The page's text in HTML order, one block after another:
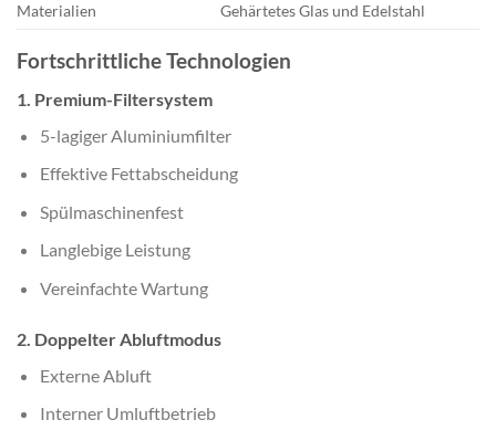
Materialien
Gehärtetes Glas und Edelstahl
Fortschrittliche Technologien
1. Premium-Filtersystem
5-lagiger Aluminiumfilter
Effektive Fettabscheidung
Spülmaschinenfest
Langlebige Leistung
Vereinfachte Wartung
2. Doppelter Abluftmodus
Externe Abluft
Interner Umluftbetrieb